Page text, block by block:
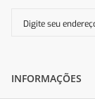
INFORMAÇÕES